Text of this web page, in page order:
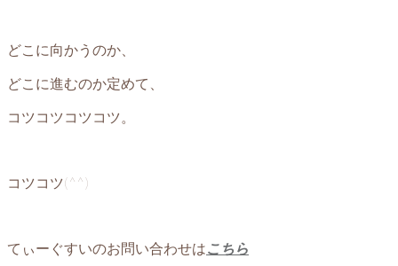
どこに向かうのか、
どこに進むのか定めて、
コツコツコツコツ。
コツコツ(^^)
てぃーぐすいのお問い合わせはこちら